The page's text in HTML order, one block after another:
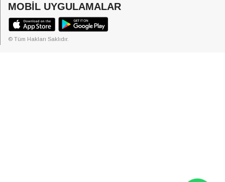
MOBİL UYGULAMALAR
© Tüm Hakları Saklıdır.